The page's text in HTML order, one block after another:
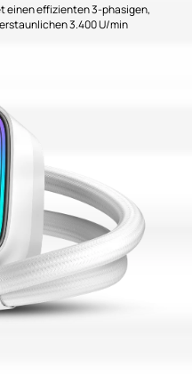
einen effizienten 3-phasigen,
3.400 U/min